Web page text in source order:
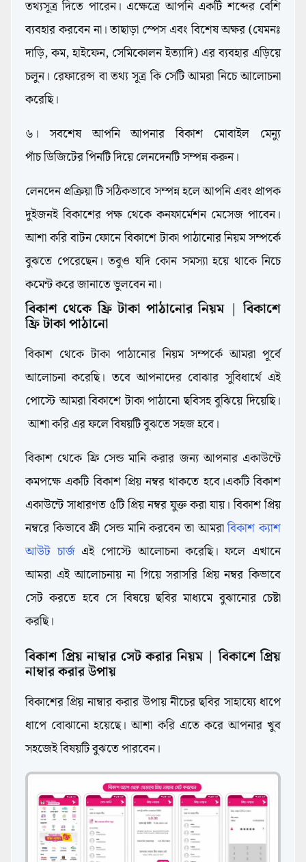
তথ্যসূত্র দিতে পারেন। এক্ষেত্রে আপনি একটি শব্দের বেশি
ব্যবহার করবেন না। তাছাড়া স্পেস এবং বিশেষ অক্ষর (যেমনঃ
দাড়ি, কম, হাইফেন, সেমিকোলন ইত্যাদি) এর ব্যবহার এড়িয়ে
চলুন। রেফারেন্স বা তথ্য সূত্র কি সেটি আমরা নিচে আলোচনা
করেছি।
৬। সবশেষ আপনি আপনার বিকাশ মোবাইল মেন্যু
পাঁচ ডিজিটের পিনটি দিয়ে লেনদেনটি সম্পন্ন করুন।
লেনদেন প্রক্রিয়া টি সঠিকভাবে সম্পন্ন হলে আপনি এবং প্রাপক
দুইজনই বিকাশের পক্ষ থেকে কনফার্মেশন মেসেজ পাবেন।
আশা করি বাটন ফোনে বিকাশে টাকা পাঠানোর নিয়ম সম্পর্কে
বুঝতে পেরেছেন। তবুও যদি কোন সমস্যা হয়ে থাকে নিচে
কমেন্ট করে জানাতে ভুলবেন না।
bKash,MFS
বিকাশ থেকে ফ্রি টাকা পাঠানোর নিয়ম | বিকাশে
ফ্রি টাকা পাঠানো
বিকাশ থেকে টাকা পাঠানোর নিয়ম সম্পর্কে আমরা পূর্বে
আলোচনা করেছি। তবে আপনাদের বোঝার সুবিধার্থে এই
পোস্টে আমরা বিকাশে টাকা পাঠানো ছবিসহ বুঝিয়ে দিয়েছি।
আশা করি এর ফলে বিষয়টি বুঝতে সহজ হবে।
বিকাশ থেকে ফ্রি সেন্ড মানি করার জন্য আপনার একাউন্টে
কমপক্ষে একটি বিকাশ প্রিয় নম্বর থাকতে হবে।একটি বিকাশ
একাউন্টে সাধারণত ৫টি প্রিয় নম্বর যুক্ত করা যায়। বিকাশ প্রিয়
নম্বরে কিভাবে ফ্রী সেন্ড মানি করবেন তা আমরাবিকাশ ক্যাশ
আউট চার্জএই পোস্টে আলোচনা করেছি। ফলে এখানে
আমরা এই আলোচনায় না গিয়ে সরাসরি প্রিয় নম্বর কিভাবে
সেট করতে হবে সে বিষয়ে ছবির মাধ্যমে বুঝানোর চেষ্টা
করছি।
বিকাশ প্রিয় নাম্বার সেট করার নিয়ম | বিকাশে প্রিয়
নাম্বার করার উপায়
বিকাশের প্রিয় নাম্বার করার উপায় নীচের ছবির সাহায্যে ধাপে
ধাপে বোঝানো হয়েছে। আশা করি এতে করে আপনার খুব
সহজেই বিষয়টি বুঝতে পারবেন।